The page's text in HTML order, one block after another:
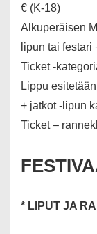
€ (K-18)
Alkuperäisen
lipun tai
Ticket -
Lippu
+ jatkot -lipun
Ticket –
* LIPUT JA